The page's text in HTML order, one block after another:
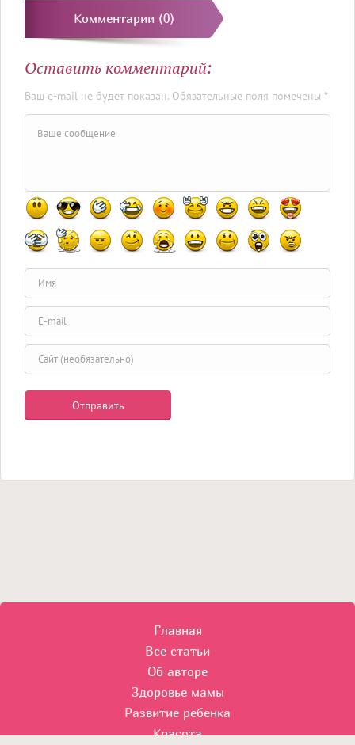
Комментарии (0)
Оставить комментарий:
Ваш e-mail не будет показан. Обязательные поля помечены *
Главная
Все статьи
Об авторе
Здоровье мамы
Развитие ребенка
Красота